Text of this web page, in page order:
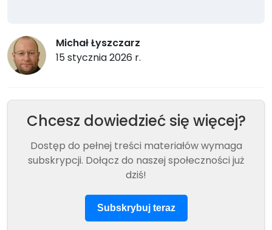
Michał Łyszczarz
15 stycznia 2026 r.
Chcesz dowiedzieć się więcej?
Dostęp do pełnej treści materiałów wymaga
subskrypcji. Dołącz do naszej społeczności już
dziś!
Subskrybuj teraz